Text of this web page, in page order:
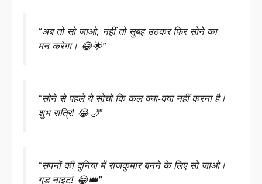
“अब तो सो जाओ, नहीं तो सुबह उठकर फिर सोने का
मन करेगा। 😂🌟”
“सोने से पहले ये सोचो कि कल क्या-क्या नहीं करना है।
शुभ रात्रि! 😂🌙”
“सपनों की दुनिया में राजकुमार बनने के लिए सो जाओ।
गुड नाइट! 😂👑”